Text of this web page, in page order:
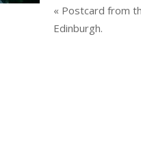
« Postcard from
Edinburgh.